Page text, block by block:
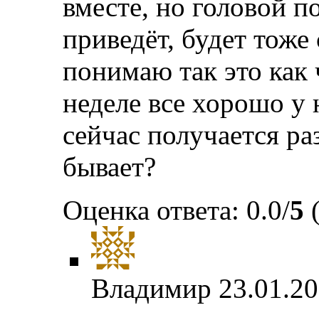
вместе, но головой
приведёт, будет
понимаю так это как
неделе все хорошо у
сейчас получается
бывает?
Оценка ответа: 0.0/5
Владимир